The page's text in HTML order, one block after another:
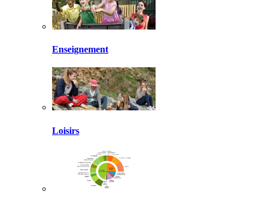
Enseignement
Loisirs